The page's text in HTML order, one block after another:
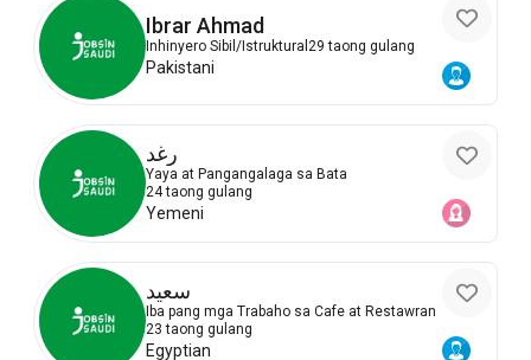
Ibrar Ahmad
Inhinyero Sibil/Istruktural 29 taong gulang
Pakistani
رغد
Yaya at Pangangalaga sa Bata
24 taong gulang
Yemeni
سعيد
Iba pang mga Trabaho sa Cafe at Restawran
23 taong gulang
Egyptian